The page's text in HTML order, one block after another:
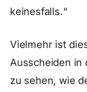
keinesfalls.“
Vielmehr ist
Ausscheiden in
zu sehen, wie